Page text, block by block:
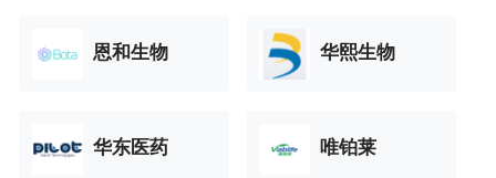
恩和生物 华熙生物
华东医药 唯铂莱